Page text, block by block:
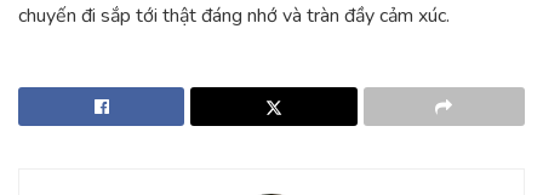
chuyến đi sắp tới thật đáng nhớ và tràn đầy cảm xúc.